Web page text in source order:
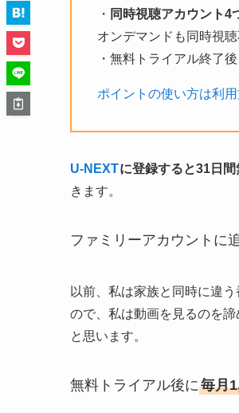
・ 同時視聴アカウント4
オンデマンドも同時視聴
・無料トライアル終了後
ポイントの使い方は利
U-NEXTに登録すると31日
きます。
ファミリーアカウントに
以前、私は家族と同時に違
ので、私は動画を見るのを
と思います。
無料トライアル後に 毎月